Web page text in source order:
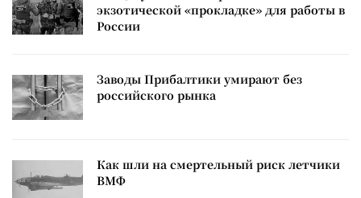
экзотической «прокладке» для работы в
России
Заводы Прибалтики умирают без
российского рынка
Как шли на смертельный риск летчики
ВМФ